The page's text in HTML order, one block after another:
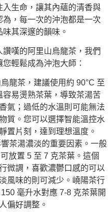
入生命，讓其內蘊的清香與
，每一次的沖泡都是一次
其深邃的韻味。
嘆的阿里山烏龍茶，我們
輕鬆成為沖泡大師：
龍茶，建議使用約 90°C 至
易燙熟茶葉，導致茶湯苦
氣；過低的水溫則可能無法
質。您可以選擇智能溫控水
置片刻，達到理想溫度。
茶湯濃淡的重要因素。一般
放置 5 至 7 克茶葉。這個
微調，喜歡濃鬱口感的可以
風味的則可減少。嶢陽茶行
毫升水對應 7-8 克茶葉開
偏好調整。